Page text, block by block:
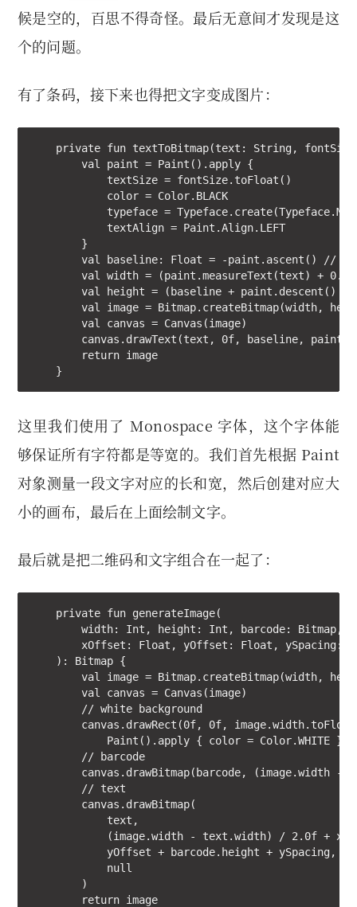
候是空的，百思不得奇怪。最后无意间才发现是这
个的问题。
有了条码，接下来也得把文字变成图片：
private fun textToBitmap(text: String,
        val paint = Paint().apply {
            textSize = fontSize.toFloat()
            color = Color.BLACK
typeface =
            textAlign = Paint.Align.LEFT
        }
val baseline: Float = -paint.ascent() //
val width = (paint.measureText(text) +
val height = (baseline + paint.descent() +
val image = Bitmap.createBitmap(width,
        val canvas = Canvas(image)
        canvas.drawText(text, 0f, baseline, paint)
        return image
    }
这里我们使用了 Monospace 字体，这个字体能
够保证所有字符都是等宽的。我们首先根据 Paint
对象测量一段文字对应的长和宽，然后创建对应大
小的画布，最后在上面绘制文字。
最后就是把二维码和文字组合在一起了：
    private fun generateImage(
width: Int, height: Int, barcode: Bitmap,
xOffset: Float, yOffset: Float, ySpacing:
    ): Bitmap {
val image = Bitmap.createBitmap(width,
        val canvas = Canvas(image)
        // white background
canvas.drawRect(0f, 0f,
            Paint().apply { color = Color.WHITE })
        // barcode
canvas.drawBitmap(barcode, (image.width -
        // text
        canvas.drawBitmap(
            text,
(image.width - text.width) / 2.0f +
            yOffset + barcode.height + ySpacing,
            null
        )
        return image